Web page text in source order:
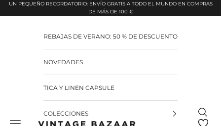
Pular para o conteúdo
UN PEQUEÑO RECORDATORIO: ENVÍO GRATIS A TODO EL MUNDO EN COMPRAS
DE MÁS DE 100 €
REBAJAS DE VERANO: 50 % DE DESCUENTO
NOVEDADES
TICA Y LINEN CAPSULE
COLECCIONES